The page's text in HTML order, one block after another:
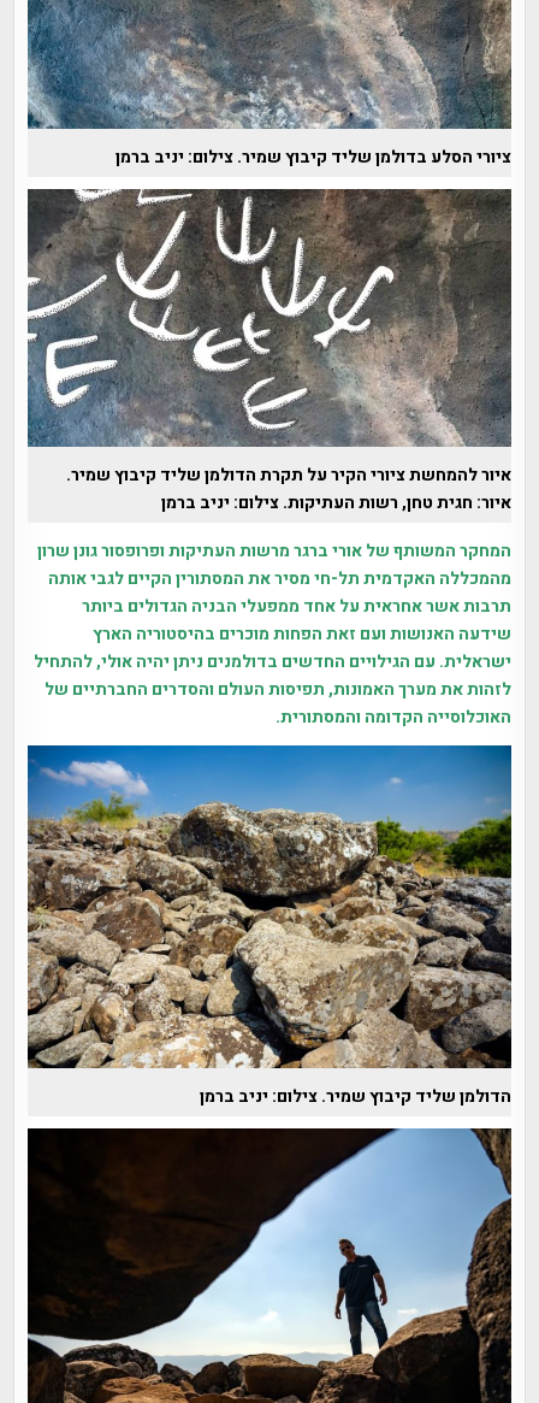
ציורי הסלע בדולמן שליד קיבוץ שמיר. צילום: יניב ברמן
איור להמחשת ציורי הקיר על תקרת הדולמן שליד קיבוץ שמיר.
איור: חגית טחן, רשות העתיקות. צילום: יניב ברמן
המחקר המשותף של אורי ברגר מרשות העתיקות ופרופסור גונן שרון
מהמכללה האקדמית תל-חי מסיר את המסתורין הקיים לגבי אותה
תרבות אשר אחראית על אחד ממפעלי הבניה הגדולים ביותר
שידעה האנושות ועם זאת הפחות מוכרים בהיסטוריה הארץ
ישראלית. עם הגילויים החדשים בדולמנים ניתן יהיה אולי, להתחיל
לזהות את מערך האמונות, תפיסות העולם והסדרים החברתיים של
האוכלוסייה הקדומה והמסתורית.
הדולמן שליד קיבוץ שמיר. צילום: יניב ברמן